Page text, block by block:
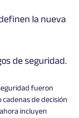
la nueva
de seguridad.
fueron
de decisión
incluyen